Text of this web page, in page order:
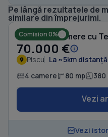
Pe lângă rezultatele de
similare din împrejurimi.
Comision 0%
Casă cu 4 camere cu
70.000 €
Piscu La ~5km distanță
4 camere 80 mp
Vezi
Vezi